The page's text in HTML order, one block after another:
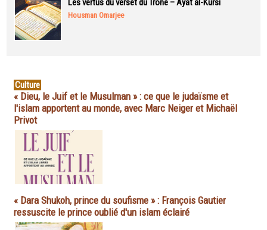
Les vertus du verset du Trône – Ayat al-Kursi
Housman Omarjee
Culture
« Dieu, le Juif et le Musulman » : ce que le judaïsme et
l'islam apportent au monde, avec Marc Neiger et Michaël
Privot
« Dara Shukoh, prince du soufisme » : François Gautier
ressuscite le prince oublié d'un islam éclairé